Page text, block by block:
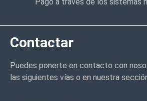
Pago a través de los sistemas
Contactar
Puedes ponerte en contacto con
las siguientes vías o en nuestra